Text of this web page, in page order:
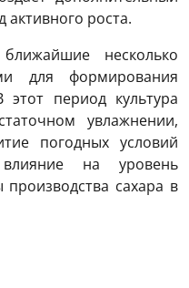
активного роста.
несколько
для формирования
период культура
увлажнении,
погодных условий
на уровень
сахара в